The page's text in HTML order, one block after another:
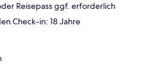
Reisepass ggf. erforderlich
Check-in: 18 Jahre